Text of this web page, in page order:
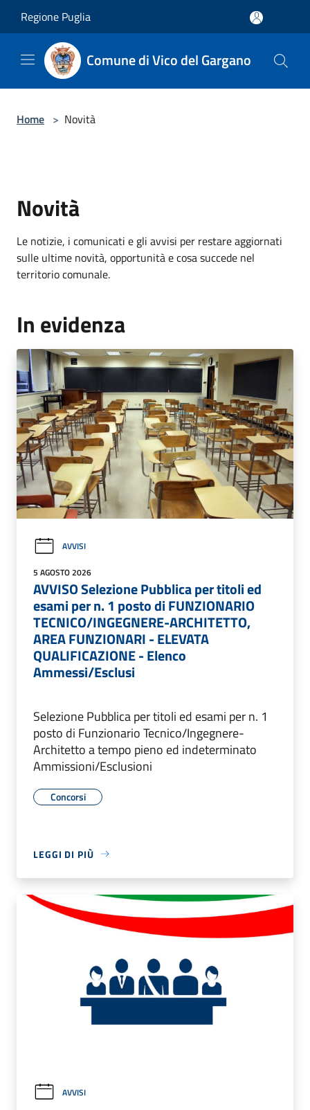
Regione Puglia
Comune di Vico del Gargano
Home > Novità
Novità
Le notizie, i comunicati e gli avvisi per restare aggiornati
sulle ultime novità, opportunità e cosa succede nel
territorio comunale.
In evidenza
AVVISI
5 AGOSTO 2026
AVVISO Selezione Pubblica per titoli ed
esami per n. 1 posto di FUNZIONARIO
TECNICO/INGEGNERE-ARCHITETTO,
AREA FUNZIONARI - ELEVATA
QUALIFICAZIONE - Elenco
Ammessi/Esclusi
Selezione Pubblica per titoli ed esami per n. 1
posto di Funzionario Tecnico/Ingegnere-
Architetto a tempo pieno ed indeterminato
Ammissioni/Esclusioni
Concorsi
LEGGI DI PIÙ
AVVISI